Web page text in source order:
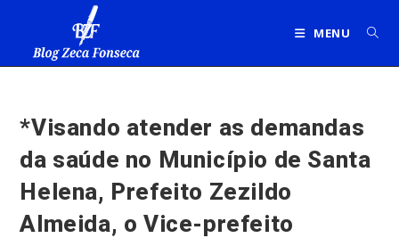
MENU
*Visando atender as demandas
da saúde no Município de Santa
Helena, Prefeito Zezildo
Almeida, o Vice-prefeito